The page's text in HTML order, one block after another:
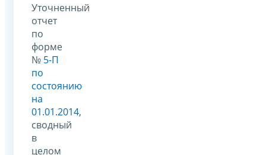
Уточненный
отчет
по
форме
№ 5-П
по
состоянию
на
01.01.2014,
сводный
в
целом